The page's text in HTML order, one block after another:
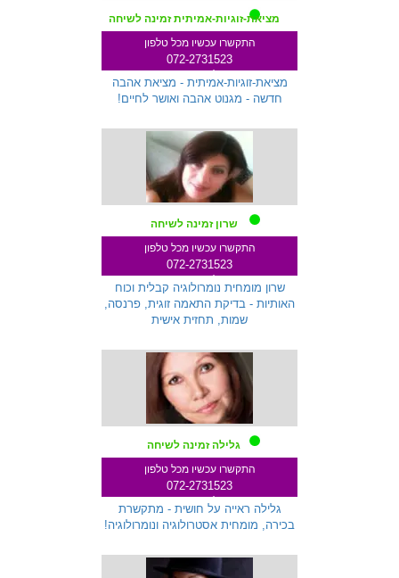
מציאת-זוגיות-אמיתית זמינה לשיחה
התקשרו עכשיו מכל טלפון
072-2731523
מציאת-זוגיות-אמיתית - מציאת אהבה
חדשה - מגנוט אהבה ואושר לחיים!
שרון זמינה לשיחה
התקשרו עכשיו מכל טלפון
072-2731523
שלוחה 233
שרון מומחית נומרולוגיה קבלית וכוח
האותיות - בדיקת התאמה זוגית, פרנסה,
שמות, תחזית אישית
גלילה זמינה לשיחה
התקשרו עכשיו מכל טלפון
072-2731523
שלוחה 712
גלילה ראייה על חושית - מתקשרת
בכירה, מומחית אסטרולוגיה ונומרולוגיה!